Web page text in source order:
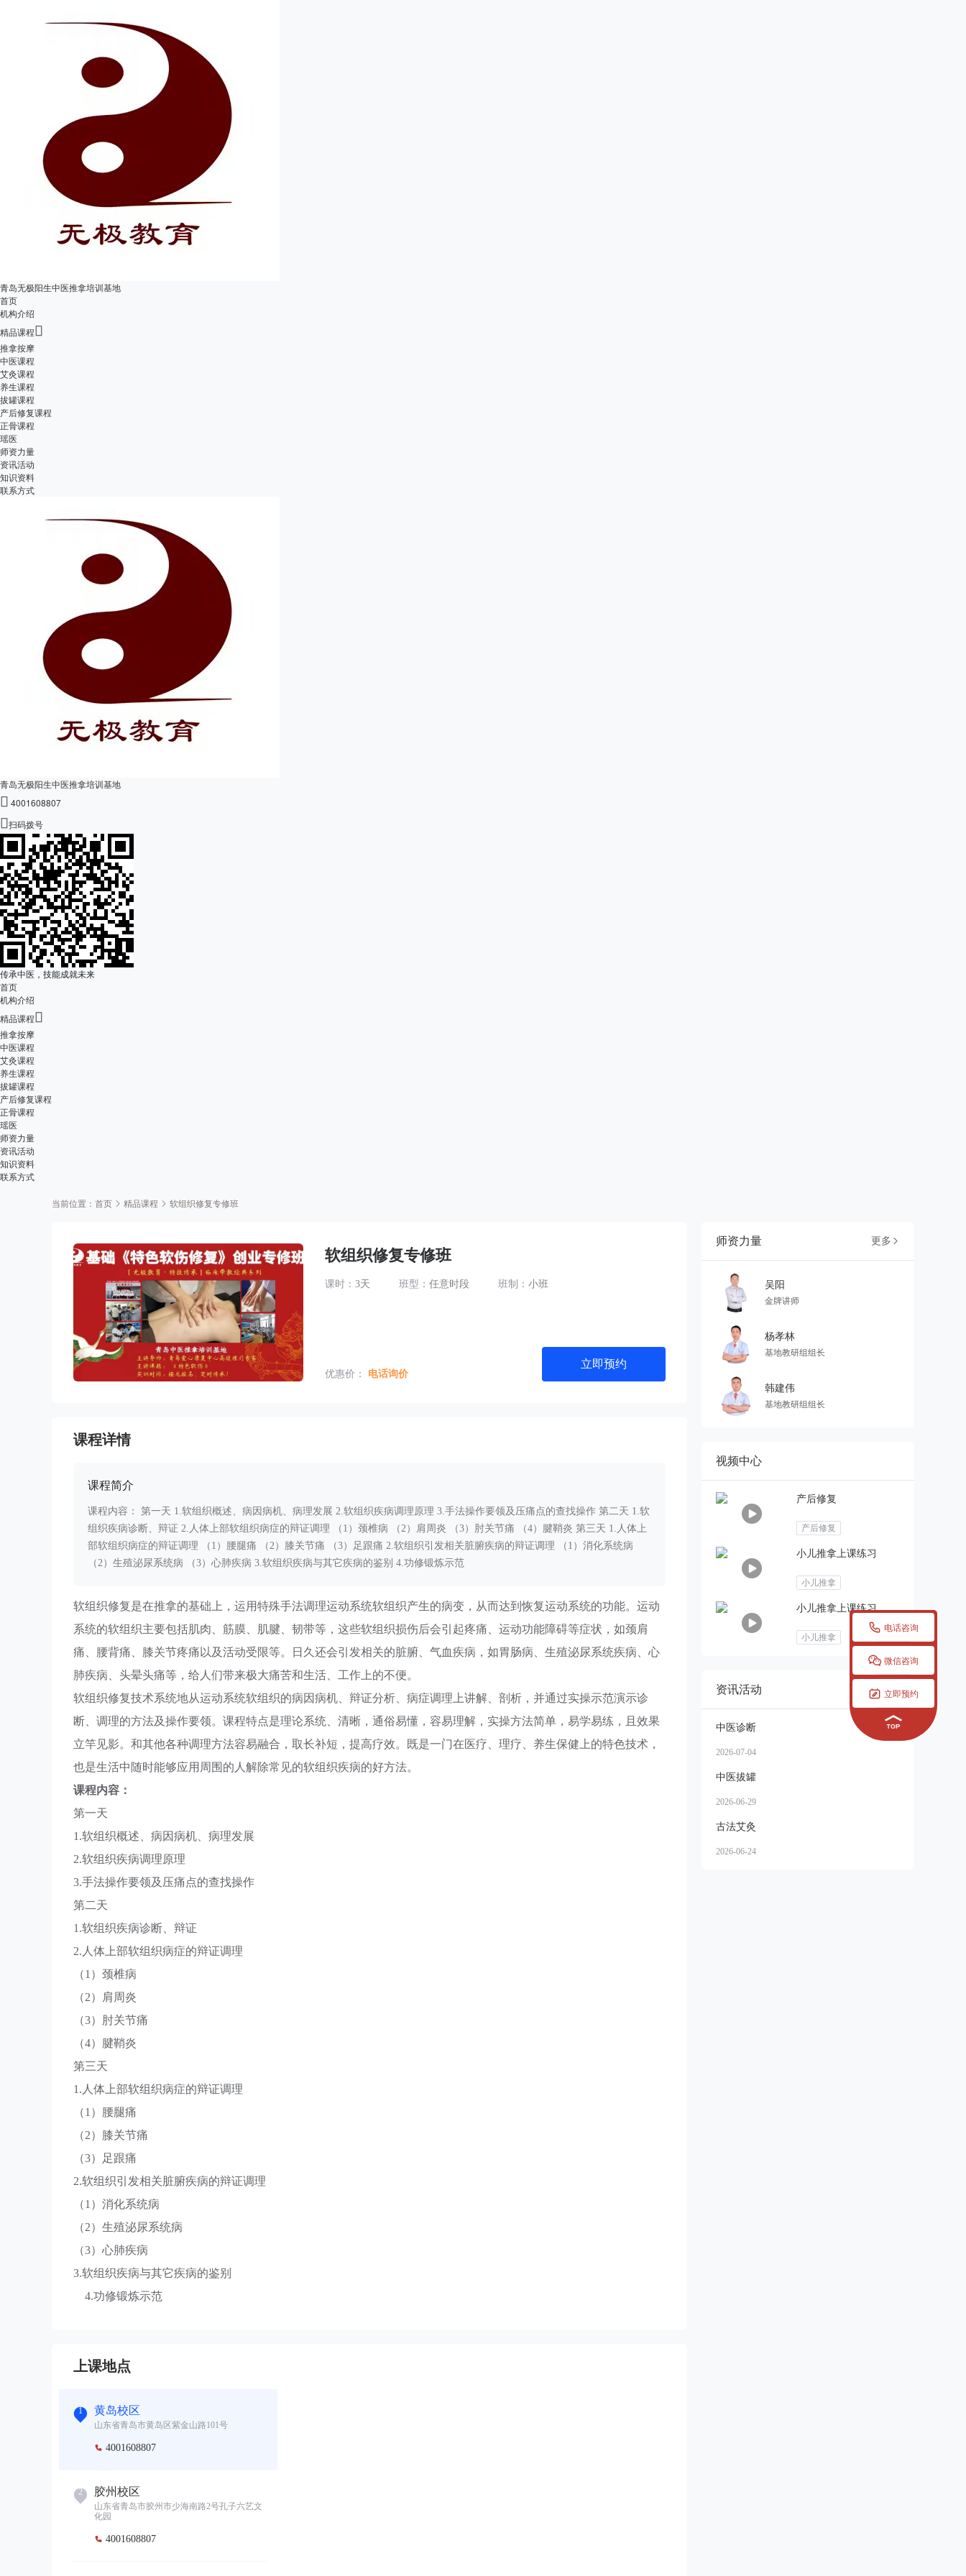
青岛无极阳生中医推拿培训基地
首页
机构介绍
精品课程
推拿按摩
中医课程
艾灸课程
养生课程
拔罐课程
产后修复课程
正骨课程
瑶医
师资力量
资讯活动
知识资料
联系方式
青岛无极阳生中医推拿培训基地
 4001608807
扫码拨号
传承中医，技能成就未来
首页
机构介绍
精品课程
推拿按摩
中医课程
艾灸课程
养生课程
拔罐课程
产后修复课程
正骨课程
瑶医
师资力量
资讯活动
知识资料
联系方式
 电话咨询
 微信咨询
 立即预约
当前位置： 首页 精品课程 软组织修复专修班
软组织修复专修班
课时： 3天 班型： 任意时段 班制： 小班
优惠价： 电话询价
立即预约
课程详情
课程简介
课程内容： 第一天 1.软组织概述、病因病机、病理发展 2.软组织疾病调理原理 3.手法操作要领及压痛点的查找操作 第二天 1.软
组织疾病诊断、辩证 2.人体上部软组织病症的辩证调理 （1）颈椎病 （2）肩周炎 （3）肘关节痛 （4）腱鞘炎 第三天 1.人体上
部软组织病症的辩证调理 （1）腰腿痛 （2）膝关节痛 （3）足跟痛 2.软组织引发相关脏腑疾病的辩证调理 （1）消化系统病
（2）生殖泌尿系统病 （3）心肺疾病 3.软组织疾病与其它疾病的鉴别 4.功修锻炼示范
软组织修复是在推拿的基础上，运用特殊手法调理运动系统软组织产生的病变，从而达到恢复运动系统的功能。运动
系统的软组织主要包括肌肉、筋膜、肌腱、韧带等，这些软组织损伤后会引起疼痛、运动功能障碍等症状，如颈肩
痛、腰背痛、膝关节疼痛以及活动受限等。日久还会引发相关的脏腑、气血疾病，如胃肠病、生殖泌尿系统疾病、心
肺疾病、头晕头痛等，给人们带来极大痛苦和生活、工作上的不便。
软组织修复技术系统地从运动系统软组织的病因病机、辩证分析、病症调理上讲解、剖析，并通过实操示范演示诊
断、调理的方法及操作要领。课程特点是理论系统、清晰，通俗易懂，容易理解，实操方法简单，易学易练，且效果
立竿见影。和其他各种调理方法容易融合，取长补短，提高疗效。既是一门在医疗、理疗、养生保健上的特色技术，
也是生活中随时能够应用周围的人解除常见的软组织疾病的好方法。
课程内容：
第一天
1.软组织概述、病因病机、病理发展
2.软组织疾病调理原理
3.手法操作要领及压痛点的查找操作
第二天
1.软组织疾病诊断、辩证
2.人体上部软组织病症的辩证调理
（1）颈椎病
（2）肩周炎
（3）肘关节痛
（4）腱鞘炎
第三天
1.人体上部软组织病症的辩证调理
（1）腰腿痛
（2）膝关节痛
（3）足跟痛
2.软组织引发相关脏腑疾病的辩证调理
（1）消化系统病
（2）生殖泌尿系统病
（3）心肺疾病
3.软组织疾病与其它疾病的鉴别
4.功修锻炼示范
上课地点
1 黄岛校区
山东省青岛市黄岛区紫金山路101号
 4001608807
2 胶州校区
山东省青岛市胶州市少海南路2号孔子六艺文
化园
 4001608807
师资力量 更多 
吴阳
金牌讲师
杨孝林
基地教研组组长
韩建伟
基地教研组组长
视频中心
产后修复
产后修复
小儿推拿上课练习
小儿推拿
小儿推拿上课练习
小儿推拿
资讯活动 更多
中医诊断
2026-07-04
中医拔罐
2026-06-29
古法艾灸
2026-06-24